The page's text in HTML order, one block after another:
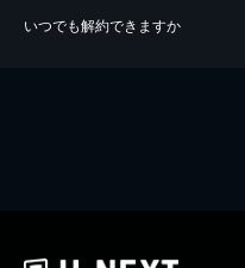
いつでも解約できますか